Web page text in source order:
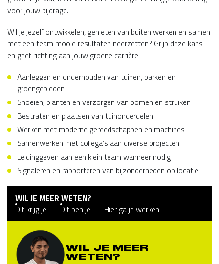
voor jouw bijdrage.
Wil je jezelf ontwikkelen, genieten van buiten werken en samen
met een team mooie resultaten neerzetten? Grijp deze kans
en geef richting aan jouw groene carrière!
Aanleggen en onderhouden van tuinen, parken en
groengebieden
Snoeien, planten en verzorgen van bomen en struiken
Bestraten en plaatsen van tuinonderdelen
Werken met moderne gereedschappen en machines
Samenwerken met collega’s aan diverse projecten
Leidinggeven aan een klein team wanneer nodig
Signaleren en rapporteren van bijzonderheden op locatie
WIL JE MEER WETEN?
Dit krijg je
Dit ben je Hier ga je werken
WIL JE MEER
WETEN?